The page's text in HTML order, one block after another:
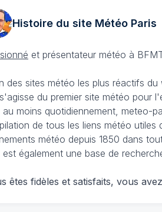
Histoire du site MétéoParis
et présentateur météo à
sites météo les plus réactifs
du premier site météo pour
au moins quotidiennement, meteo-
de tous les liens météo
météo depuis 1850 dans
également une base de
fidèles et satisfaits, vous